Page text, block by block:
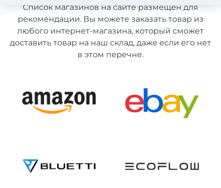
Список магазинов на сайте размещен для
рекомендации. Вы можете заказать товар из
любого интернет-магазина, который сможет
доставить товар на наш склад, даже если его нет
в этом перечне.